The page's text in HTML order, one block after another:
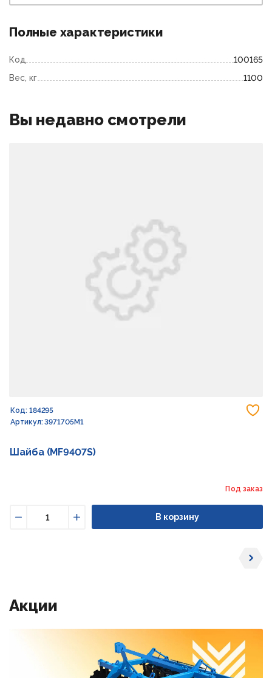
Полные характеристики
Код
100165
Вес, кг
1100
Вы недавно смотрели
Код: 184295
Артикул: 3971705M1
Шайба (MF9407S)
Под заказ
Увеличить
В корзину
Акции